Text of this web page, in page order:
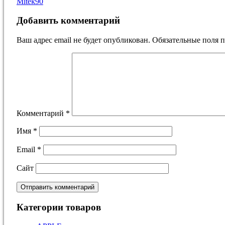
Добавить комментарий
Ваш адрес email не будет опубликован. Обязательные поля
Комментарий *
Имя *
Email *
Сайт
Категории товаров